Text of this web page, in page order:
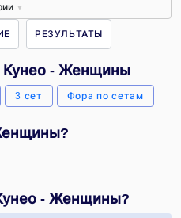
▼
РЕЗУЛЬТАТЫ
Кунео - Женщины
3 сет Фора по сетам
- Женщины?